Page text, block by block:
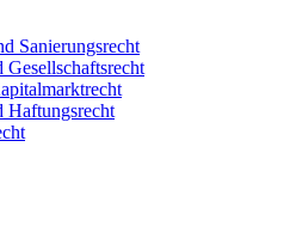
Sanierungsrecht
Gesellschaftsrecht
Haftungsrecht